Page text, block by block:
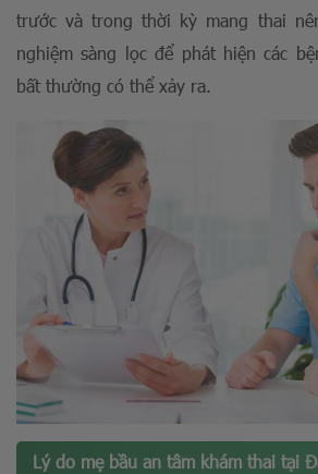
trước và trong thời kỳ mang thai
nghiệm sàng lọc để phát hiện các
bất thường có thể xảy ra.
Lý do mẹ bầu an tâm khám thai tại